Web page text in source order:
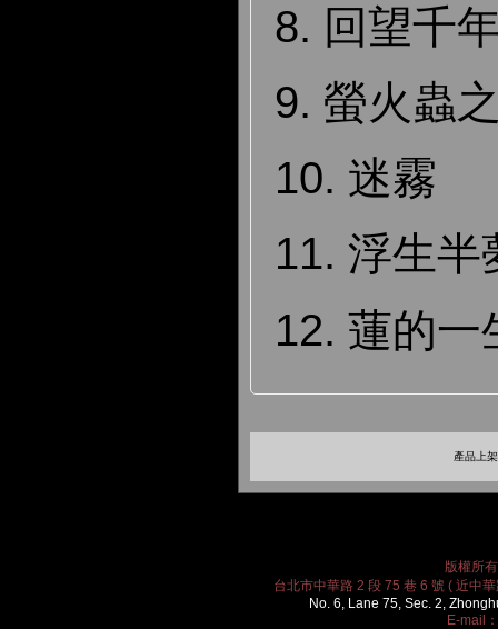
8. 回望千
9. 螢火蟲
10. 迷霧
11. 浮生半
12. 蓮的一
產品上
版權所
台北市中華路 2 段 75 巷 6 號 ( 近中
No. 6, Lane 75, Sec. 2,
E-mail：